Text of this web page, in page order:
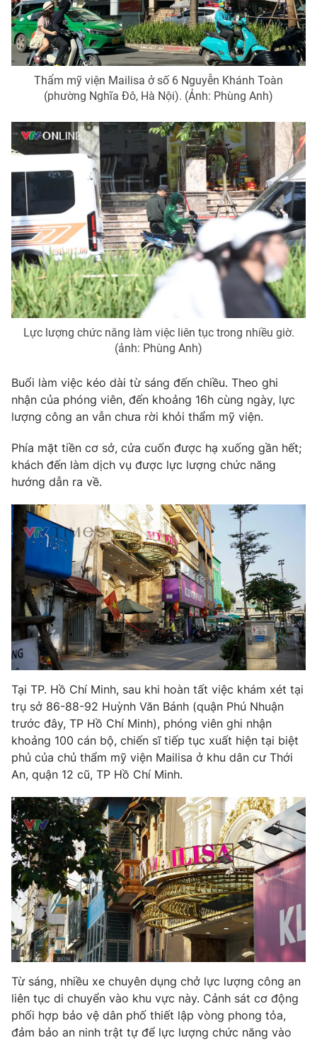
VTV9 VTV8
Liên hệ tòa soạn English
THỜI BÁO VTV
Theo dõi báo trên
Cơ quan chủ quản:Đài Truyền hình Việt Nam
Cơ quan báo chí:Thời báo VTV
Giấy phép hoạt động báo in và báo điện tử số 483/GP-BTTTT
cấp ngày 29/12/2023
Tổng Biên tập:Vũ Thanh Thủy
Tổng đài VTV: 024.38 355 931 - 024.38 355 932
Ðiện thoại Thời báo VTV:024.66 897 897
Liên hệ quảng cáo: 024-7300.7108
® Cấm sao chép dưới mọi hình thức nếu không có sự chấp
thuận bằng văn bản. Ghi rõ nguồn VTV.vn khi phát hành lại
Thẩm mỹ viện Mailisa ở số 6 Nguyễn Khánh Toàn
(phường Nghĩa Đô, Hà Nội). (Ảnh: Phùng Anh)
Lực lượng chức năng làm việc liên tục trong nhiều giờ.
(ảnh: Phùng Anh)
Buổi làm việc kéo dài từ sáng đến chiều. Theo ghi
nhận của phóng viên, đến khoảng 16h cùng ngày, lực
lượng công an vẫn chưa rời khỏi thẩm mỹ viện.
Phía mặt tiền cơ sở, cửa cuốn được hạ xuống gần hết;
khách đến làm dịch vụ được lực lượng chức năng
hướng dẫn ra về.
Tại TP. Hồ Chí Minh, sau khi hoàn tất việc khám xét tại
trụ sở 86-88-92 Huỳnh Văn Bánh (quận Phú Nhuận
trước đây, TP Hồ Chí Minh), phóng viên ghi nhận
khoảng 100 cán bộ, chiến sĩ tiếp tục xuất hiện tại biệt
phủ của chủ thẩm mỹ viện Mailisa ở khu dân cư Thới
An, quận 12 cũ, TP Hồ Chí Minh.
Từ sáng, nhiều xe chuyên dụng chở lực lượng công an
liên tục di chuyển vào khu vực này. Cảnh sát cơ động
phối hợp bảo vệ dân phố thiết lập vòng phong tỏa,
đảm bảo an ninh trật tự để lực lượng chức năng vào